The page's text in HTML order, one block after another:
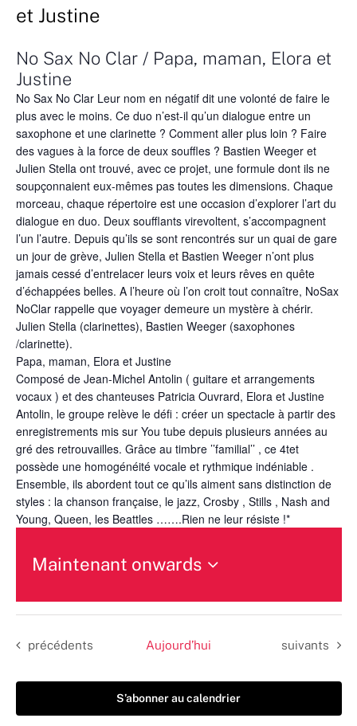
et Justine
No Sax No Clar / Papa, maman, Elora et
Justine
No Sax No Clar Leur nom en négatif dit une volonté de faire le
plus avec le moins. Ce duo n’est-il qu’un dialogue entre un
saxophone et une clarinette ? Comment aller plus loin ? Faire
des vagues à la force de deux souffles ? Bastien Weeger et
Julien Stella ont trouvé, avec ce projet, une formule dont ils ne
soupçonnaient eux-mêmes pas toutes les dimensions. Chaque
morceau, chaque répertoire est une occasion d’explorer l’art du
dialogue en duo. Deux soufflants virevoltent, s’accompagnent
l’un l’autre. Depuis qu’ils se sont rencontrés sur un quai de gare
un jour de grève, Julien Stella et Bastien Weeger n’ont plus
jamais cessé d’entrelacer leurs voix et leurs rêves en quête
d’échappées belles. A l’heure où l’on croit tout connaître, NoSax
NoClar rappelle que voyager demeure un mystère à chérir.
Julien Stella (clarinettes), Bastien Weeger (saxophones
/clarinette).
Papa, maman, Elora et Justine
Composé de Jean-Michel Antolin ( guitare et arrangements
vocaux ) et des chanteuses Patricia Ouvrard, Elora et Justine
Antolin, le groupe relève le défi : créer un spectacle à partir des
enregistrements mis sur You tube depuis plusieurs années au
gré des retrouvailles. Grâce au timbre ’’familial’’ , ce 4tet
possède une homogénéité vocale et rythmique indéniable .
Ensemble, ils abordent tout ce qu’ils aiment sans distinction de
styles : la chanson française, le jazz, Crosby , Stills , Nash and
Young, Queen, les Beattles …….Rien ne leur résiste !*
Maintenant onwards
une
date.
Évènements
précédents Aujourd’hui Évènements
suivants
S’abonner au calendrier